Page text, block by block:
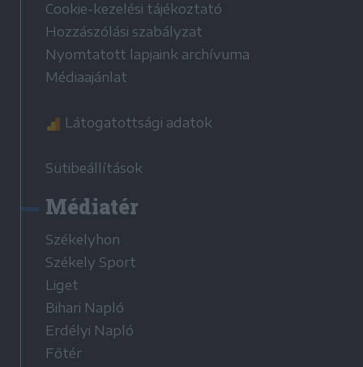
Cookie-kezelési tájékoztató
Hozzászólási szabályzat
Nyomtatott lapjaink archívuma
Médiaajánlat
Látogatottsági adatok
Sütibeállítások
Médiatér
Székelyhon
Székely Sport
Liget
Bihari Napló
Erdélyi Napló
Főtér